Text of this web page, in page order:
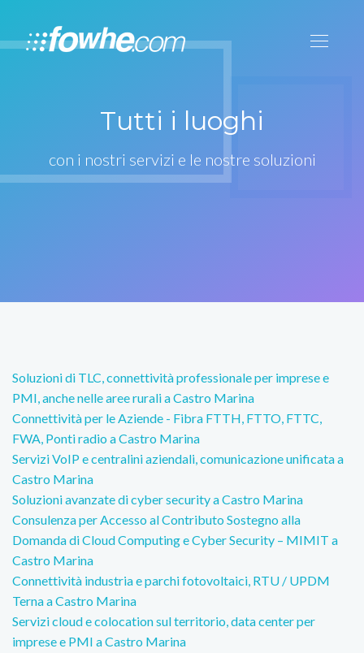
Tutti i luoghi
con i nostri servizi e le nostre soluzioni
Soluzioni di TLC, connettività professionale per imprese e
PMI, anche nelle aree rurali a Castro Marina
Connettività per le Aziende - Fibra FTTH, FTTO, FTTC,
FWA, Ponti radio a Castro Marina
Servizi VoIP e centralini aziendali, comunicazione unificata a
Castro Marina
Soluzioni avanzate di cyber security a Castro Marina
Consulenza per Accesso al Contributo Sostegno alla
Domanda di Cloud Computing e Cyber Security – MIMIT a
Castro Marina
Connettività industria e parchi fotovoltaici, RTU / UPDM
Terna a Castro Marina
Servizi cloud e colocation sul territorio, data center per
imprese e PMI a Castro Marina